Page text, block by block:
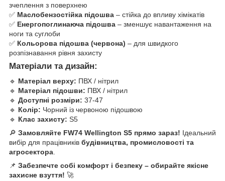
зчеплення з поверхнею
✅ Маслобензостійка підошва – стійка до впливу хімікатів
✅ Енергопоглинаюча підошва – зменшує навантаження на
ноги та суглоби
✅ Кольорова підошва (червона) – для швидкого
розпізнавання рівня захисту
Матеріали та дизайн:
🔹 Матеріал верху: ПВХ / нітрил
🔹 Матеріал підошви: ПВХ / нітрил
🔹 Доступні розміри: 37-47
🔹 Колір: Чорний із червоною підошвою
🔹 Клас захисту: S5
🔎 Замовляйте FW74 Wellington S5 прямо зараз! Ідеальний
вибір для працівників будівництва, промисловості та
агросектора.
📌 Забезпечте собі комфорт і безпеку – обирайте якісне
захисне взуття! 🚀